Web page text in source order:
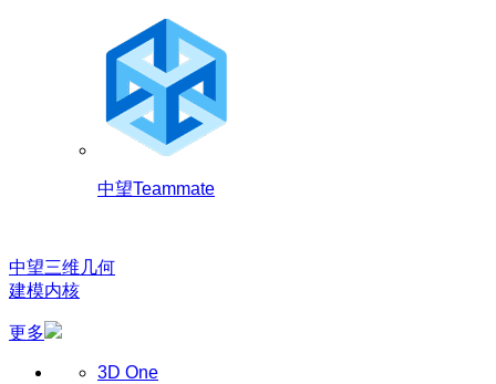
中望Teammate
中望三维几何
建模内核
更多
3D One